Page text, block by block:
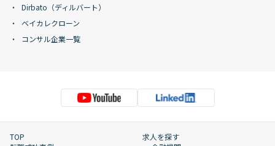
Dirbato（ディルバート）
ベイカレクローン
コンサル企業一覧
TOP
求人を探す